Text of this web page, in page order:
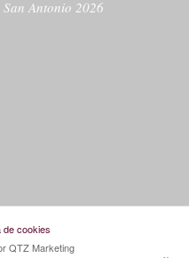
Antonio 2026
de cookies
QTZ Marketing